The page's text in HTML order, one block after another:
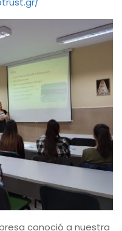
conoció a nuestra